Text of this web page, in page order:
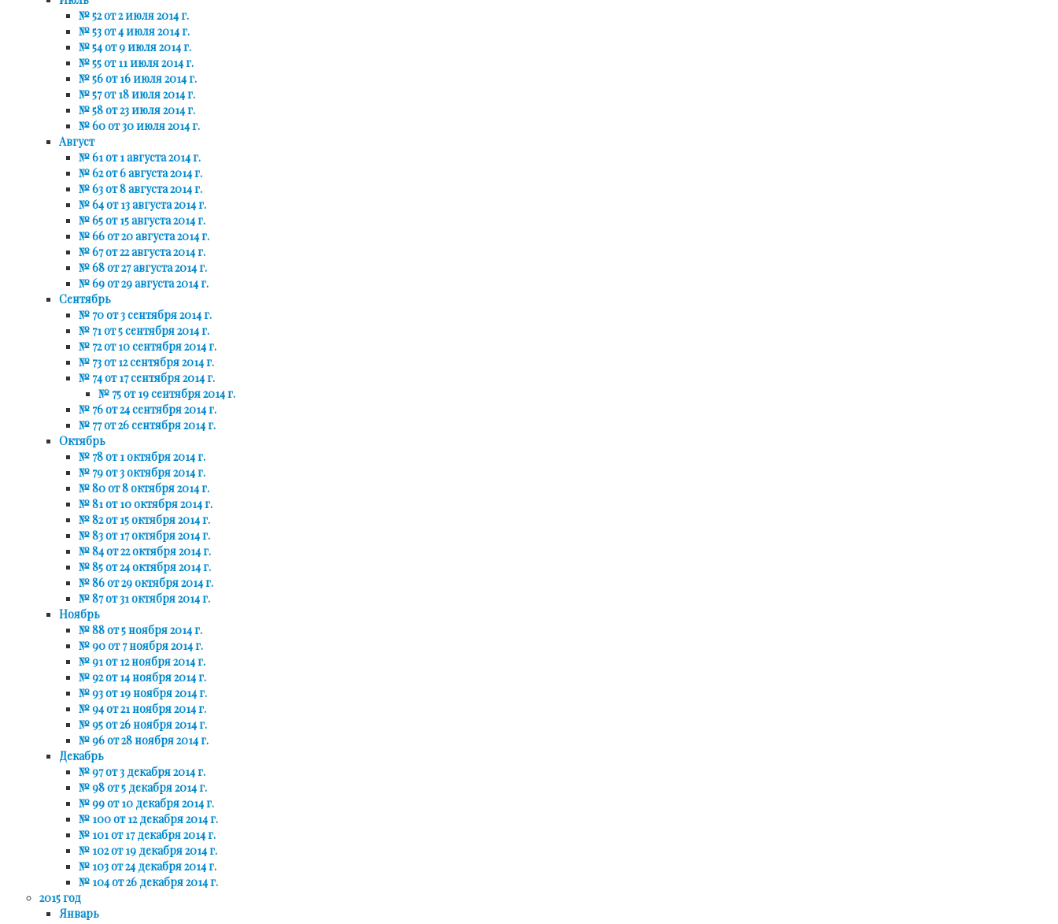
№ 52 от 2 июля 2014 г.
№ 53 от 4 июля 2014 г.
№ 54 от 9 июля 2014 г.
№ 55 от 11 июля 2014 г.
№ 56 от 16 июля 2014 г.
№ 57 от 18 июля 2014 г.
№ 58 от 23 июля 2014 г.
№ 60 от 30 июля 2014 г.
Август
№ 61 от 1 августа 2014 г.
№ 62 от 6 августа 2014 г.
№ 63 от 8 августа 2014 г.
№ 64 от 13 августа 2014 г.
№ 65 от 15 августа 2014 г.
№ 66 от 20 августа 2014 г.
№ 67 от 22 августа 2014 г.
№ 68 от 27 августа 2014 г.
№ 69 от 29 августа 2014 г.
Сентябрь
№ 70 от 3 сентября 2014 г.
№ 71 от 5 сентября 2014 г.
№ 72 от 10 сентября 2014 г.
№ 73 от 12 сентября 2014 г.
№ 74 от 17 сентября 2014 г.
№ 75 от 19 сентября 2014 г.
№ 76 от 24 сентября 2014 г.
№ 77 от 26 сентября 2014 г.
Октябрь
№ 78 от 1 октября 2014 г.
№ 79 от 3 октября 2014 г.
№ 80 от 8 октября 2014 г.
№ 81 от 10 октября 2014 г.
№ 82 от 15 октября 2014 г.
№ 83 от 17 октября 2014 г.
№ 84 от 22 октября 2014 г.
№ 85 от 24 октября 2014 г.
№ 86 от 29 октября 2014 г.
№ 87 от 31 октября 2014 г.
Ноябрь
№ 88 от 5 ноября 2014 г.
№ 90 от 7 ноября 2014 г.
№ 91 от 12 ноября 2014 г.
№ 92 от 14 ноября 2014 г.
№ 93 от 19 ноября 2014 г.
№ 94 от 21 ноября 2014 г.
№ 95 от 26 ноября 2014 г.
№ 96 от 28 ноября 2014 г.
Декабрь
№ 97 от 3 декабря 2014 г.
№ 98 от 5 декабря 2014 г.
№ 99 от 10 декабря 2014 г.
№ 100 от 12 декабря 2014 г.
№ 101 от 17 декабря 2014 г.
№ 102 от 19 декабря 2014 г.
№ 103 от 24 декабря 2014 г.
№ 104 от 26 декабря 2014 г.
2015 год
Январь